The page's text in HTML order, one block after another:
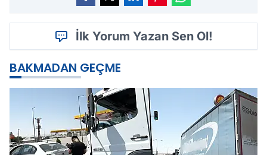
İlk Yorum Yazan Sen Ol!
BAKMADAN GEÇME